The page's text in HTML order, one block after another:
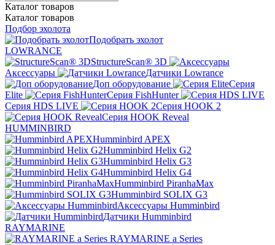
Каталог товаров
Каталог товаров
Подбор эхолота
Подобрать эхолот
LOWRANCE
StructureScan® 3D
Аксессуары
Датчики Lowrance
Доп оборудование
Серия
Elite
Серия FishHunter
Серия HDS LIVE
Серия HOOK 2
Серия HOOK Reveal
HUMMINBIRD
Humminbird APEX
Humminbird Helix G2
Humminbird Helix G3
Humminbird Helix G4
Humminbird PiranhaMax
Humminbird SOLIX G3
Аксессуары Humminbird
Датчики Humminbird
RAYMARINE
RAYMARINE a Series